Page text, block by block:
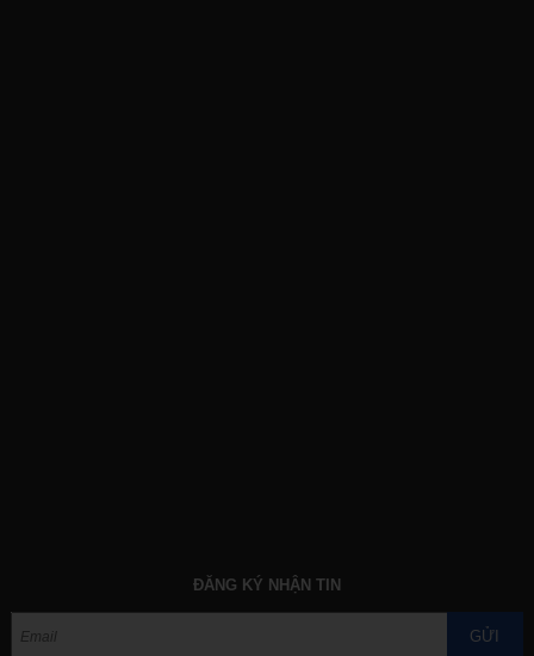
ĐĂNG KÝ NHẬN TIN
GỬI